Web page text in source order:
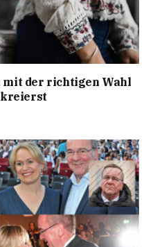
mit der richtigen Wahl
kreierst